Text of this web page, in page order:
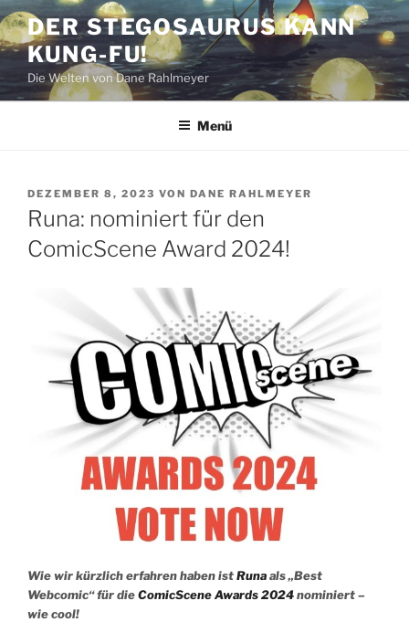
Zum
Inhalt
springen
DER STEGOSAURUS KANN
KUNG-FU!
Die Welten von Dane Rahlmeyer
Menü
VERÖFFENTLICHT
AM
DEZEMBER 8, 2023 VON DANE RAHLMEYER
Runa: nominiert für den
ComicScene Award 2024!
Wie wir kürzlich erfahren haben istRunaals „Best
Webcomic“ für dieComicScene Awards 2024nominiert –
wie cool!